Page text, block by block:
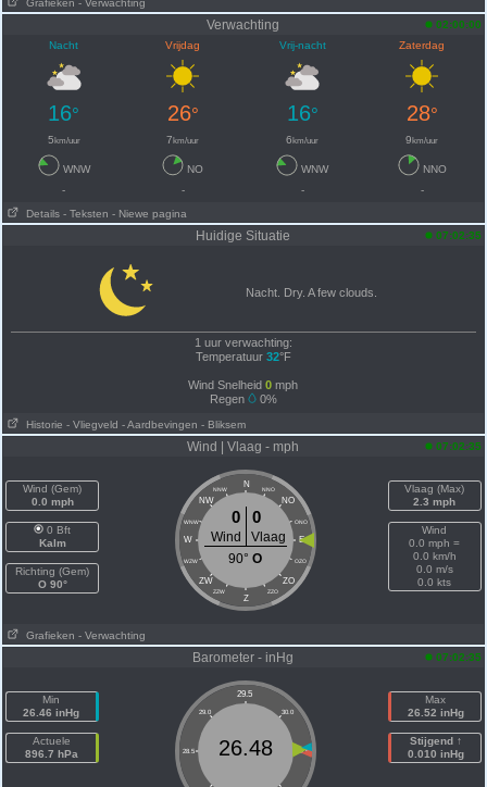
Grafieken - Verwachting
Verwachting
02:00:00
Nacht
Vrijdag Vrij-nacht Zaterdag
16° 26° 16° 28°
5km/uur 7km/uur 6km/uur 9km/uur
WNW NO WNW
NNO
-
- -
-
Details - Teksten - Niewe pagina
Huidige Situatie 07:02:35
Nacht. Dry. A few clouds.
1 uur verwachting:
Temperatuur 32°F
Wind Snelheid 0 mph
Regen
0%
Historie - Vliegveld - Aardbevingen - Bliksem
Wind | Vlaag - mph 07:02:35
Wind (Gem)
0.0 mph
0 Bft
Kalm
Richting (Gem)
O 90°
N
NNW NNO
NW NO
WNW ONO
W E
WZW OZO
ZW ZO
ZZW ZZO
Z
0 0
Wind
Vlaag
90°O
Vlaag (Max)
2.3 mph
Wind
0.0 mph =
0.0 km/h
0.0 m/s
0.0 kts
Grafieken - Verwachting
Barometer - inHg 07:02:35
Min
26.46 inHg
Actuele
896.7 hPa
29.5
29.0 30.0
28.5 30.5
26.48
Max
26.52 inHg
Stijgend ↑
0.010 inHg